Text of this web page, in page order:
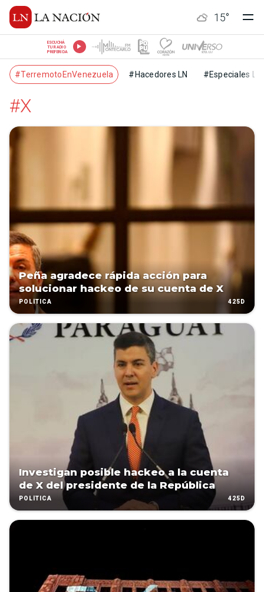
15°
ESCUCHÁ
TU RADIO
PREFERIDA
#TerremotoEnVenezuela #Hacedores LN #Especiales LN
#X
Peña agradece rápida acción para
solucionar hackeo de su cuenta de X
POLÍTICA 425D
Investigan posible hackeo a la cuenta
de X del presidente de la República
POLÍTICA 425D